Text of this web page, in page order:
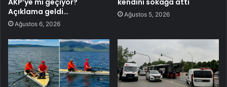
AKP’ye mi geçiyor?
Açıklama geldi…
Ağustos 6, 2026
kendini sokağa attı
Ağustos 5, 2026